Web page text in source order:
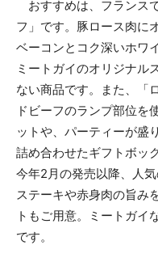
おすすめは、フランス
フ」です。豚ロース肉に
ベーコンとコク深いホワ
ミートガイのオリジナル
ない商品です。また、「
ドビーフのランプ部位を
ットや、パーティーが盛
詰め合わせたギフトボッ
今年2月の発売以降、人
ステーキや赤身肉の旨み
トもご用意。ミートガイ
です。